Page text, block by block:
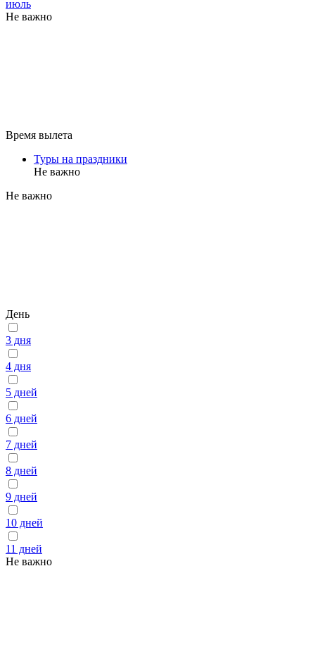
июль
Не важно
Время вылета
Туры на праздники
Не важно
Не важно
День
3 дня
4 дня
5 дней
6 дней
7 дней
8 дней
9 дней
10 дней
11 дней
Не важно